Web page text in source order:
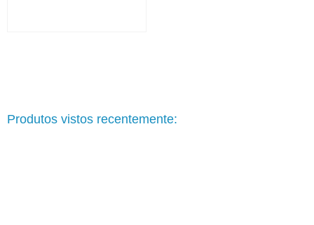
Produtos vistos recentemente: